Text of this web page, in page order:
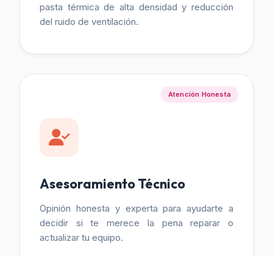
pasta térmica de alta densidad y reducción
del ruido de ventilación.
Atención Honesta
Asesoramiento Técnico
Opinión honesta y experta para ayudarte a
decidir si te merece la pena reparar o
actualizar tu equipo.